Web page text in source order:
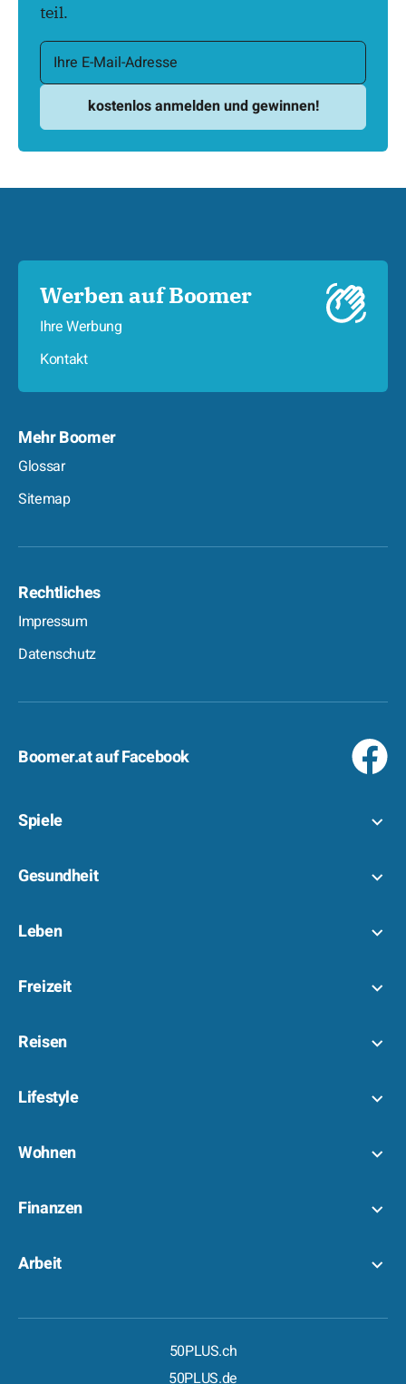
teil.
Werben auf Boomer
Ihre Werbung
Kontakt
Mehr Boomer
Glossar
Sitemap
Rechtliches
Impressum
Datenschutz
Boomer.at auf Facebook
Spiele
Gesundheit
Leben
Freizeit
Reisen
Lifestyle
Wohnen
Finanzen
Arbeit
50PLUS.ch
50PLUS.de